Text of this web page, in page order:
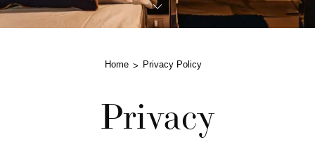
Home Privacy Policy
Privacy